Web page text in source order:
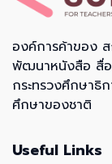
องค์การค้าของ
พัฒนาหนังสือ สื่อ
กระทรวงศึกษาธิ
ศึกษาของชาติ
Useful Links